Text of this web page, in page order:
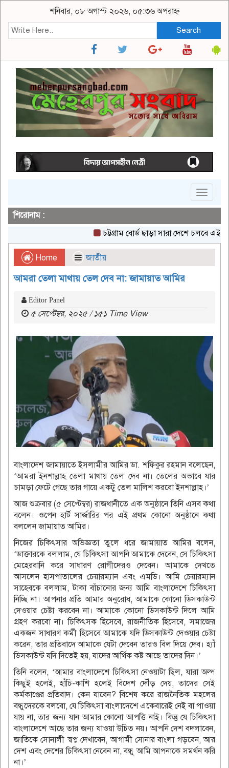
শনিবার, ০৮ অগাস্ট ২০২৬, ০৫:৩৬ অপরাহ্ন
Search
Toggle
শিরোনাম :
চট্টগ্রাম বোর্ড ছাড়া সারা দেশে চলবে এইচএসসি
Home জাতীয়
আমরা তেলা মাথায় তেল দেব না: জামায়াত আমির
Editor Panel
৫ সেপ্টেম্বর, ২০২৫ / ১৫১ Time View
বাংলাদেশ জামায়াতে ইসলামীর আমির ডা. শফিকুর রহমান বলেছেন,
‌‘আমরা ইনশাল্লাহ তেলা মাথায় তেল দেব না। তেলের অভাবে যার
চামড়া ফেটে গেছে তার গায়ে একটু তেল মালিশ করবো ইনশাল্লাহ।’
আজ শুক্রবার (৫ সেপ্টেম্বর) রাজধানীতে এক অনুষ্ঠানে তিনি এসব কথা
বলেন। ওপেন হার্ট সার্জারির পর এই প্রথম কোনো অনুষ্ঠানে কথা
বললেন জামায়াত আমির।
নিজের চিকিৎসার অভিজ্ঞতা তুলে ধরে জামায়াত আমির বলেন,
‘ডাক্তারকে বললাম, যে চিকিৎসা আপনি আমাকে দেবেন, সে চিকিৎসা
মেহেরবানি করে সাধারণ রোগীদেরও দেবেন। আমাকে দেখতে
আসলেন হাসপাতালের চেয়ারম্যান এবং এমডি। আমি চেয়ারম্যান
সাহেবকে বললাম, টাকা বাঁচানোর জন্য আমি বাংলাদেশে চিকিৎসা
নিচ্ছি না। আপনার প্রতি আমার অনুরোধ, আমাকে কোনো ডিসকাউন্ট
দেওয়ার চেষ্টা করবেন না। আমাকে কোনো ডিসকাউন্ট দিলে আমি
গ্রহণ করবো না। চিকিৎসক হিসেবে, রাজনীতিক হিসেবে, সমাজের
একজন সাধারণ কর্মী হিসেবে আমাকে যদি ডিসকাউন্ট দেওয়ার চেষ্টা
করেন, তার প্রতিবাদে আমাকে যেটা দেবেন তারও বিল দিয়ে দেব। হ্যাঁ
ডিসকাউন্ট যদি দিতেই হয়, যাদের আর্থিক কষ্ট আছে তাদের দিন।’
তিনি বলেন, ‘আমার বাংলাদেশে চিকিৎসা নেওয়াটা ছিল, যারা অল্প
কিছুই হলেই, হাঁচি-কাশি হলেই বিদেশ দৌঁড় দেয়, তাদের সেই
কর্মকাণ্ডের প্রতিবাদ। কেন যাবেন? বিশেষ করে রাজনৈতিক মহলের
বন্ধুদেরকে বলবো, যে চিকিৎসা বাংলাদেশে একেবারেই নেই বা পাওয়া
যায় না, তার জন্য যান আমার কোনো আপত্তি নাই। কিন্তু যে চিকিৎসা
বাংলাদেশে আছে তার জন্য যাওয়া উচিত নয়। আপনি দেশ বদলাবেন,
জাতিকে সোনালী স্বপ্ন দেখাবেন, আগামী সোনার বাংলা গড়বেন, আর
দেশ এবং দেশের চিকিৎসা নেবেন না, বন্ধু আমি আপনাকে সমর্থন করি
না।’